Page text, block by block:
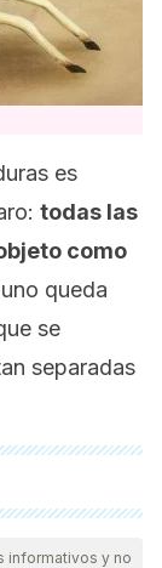
es
todas las
como
queda
se
separadas
profundidad por
informativos y no